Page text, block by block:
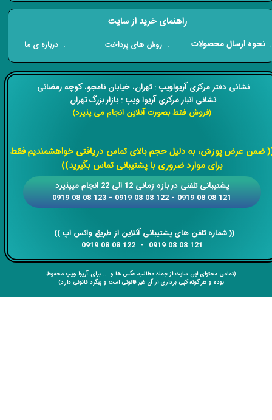
​​نشانی دفتر مرکزی آریواویپ : تهران، خیابان نامجو،کوچه رمضانی
نشانی انبار مرکزی آریوا ویپ : بازار بزرگ تهران
(فروش فقط بصورت آنلاین انجام می پذیرد)
ضمن عرض پوزش، به دلیل حجم بالای تماس دریافتی خواهشمندیم فقط
برای موارد ضروری با پشتیبانی تماس بگیرید))
​​​​​​​​​​​​​​(( ​​​​​​​شماره تلفن های پشتیبانی آنلاین از طریق واتس اپ ))
​​​​​​​121 08 08 0919 - 122 08 08 0919
​​پشتیبانی تلفنی در بازه زمانی 12 الی 22 انجام میپذیرد
121 08 08 0919 - 122 08 08 0919 - 123 08 08 0919
(تمامی محتوای این سایت از جمله مطالب، عکس ها و ... برای آریوا ویپ محفوظ
بوده و هر گونه کپی برداری از آن غیر قانونی است و پیگرد قانونی دارد)
راهنمای خرید از سایت
​. نحوه ارسال محصولات . روش های پرداخت . درباره ی ما